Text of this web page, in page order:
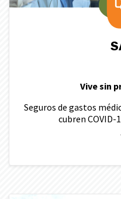
Vive sin
Seguros de gastos
cubren COVID-